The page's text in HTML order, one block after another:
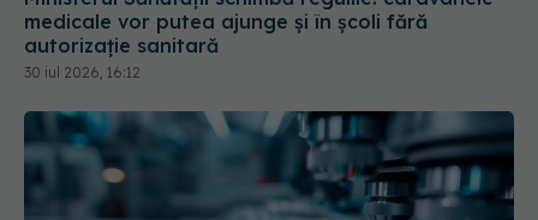
30 iul 2026, 16:12